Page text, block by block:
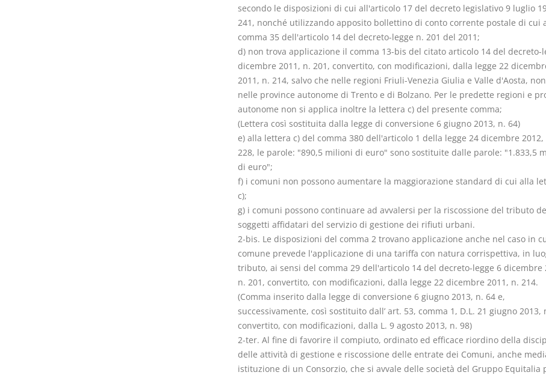
secondo le disposizioni di cui all'articolo 17 del decreto legislativo 9 luglio
241, nonché utilizzando apposito bollettino di conto corrente postale di cui
comma 35 dell'articolo 14 del decreto-legge n. 201 del 2011;
d) non trova applicazione il comma 13-bis del citato articolo 14 del decreto-
dicembre 2011, n. 201, convertito, con modificazioni, dalla legge 22
2011, n. 214, salvo che nelle regioni Friuli-Venezia Giulia e Valle d'Aosta,
nelle province autonome di Trento e di Bolzano. Per le predette regioni e
autonome non si applica inoltre la lettera c) del presente comma;
(Lettera così sostituita dalla legge di conversione 6 giugno 2013, n. 64)
e) alla lettera c) del comma 380 dell'articolo 1 della legge 24 dicembre 2012,
228, le parole: "890,5 milioni di euro" sono sostituite dalle parole: "1.833,5
di euro";
f) i comuni non possono aumentare la maggiorazione standard di cui alla
c);
g) i comuni possono continuare ad avvalersi per la riscossione del tributo
soggetti affidatari del servizio di gestione dei rifiuti urbani.
2-bis. Le disposizioni del comma 2 trovano applicazione anche nel caso in
comune prevede l'applicazione di una tariffa con natura corrispettiva, in
tributo, ai sensi del comma 29 dell'articolo 14 del decreto-legge 6 dicembre
n. 201, convertito, con modificazioni, dalla legge 22 dicembre 2011, n. 214.
(Comma inserito dalla legge di conversione 6 giugno 2013, n. 64 e,
successivamente, così sostituito dall’ art. 53, comma 1, D.L. 21 giugno 2013,
convertito, con modificazioni, dalla L. 9 agosto 2013, n. 98)
2-ter. Al fine di favorire il compiuto, ordinato ed efficace riordino della
delle attività di gestione e riscossione delle entrate dei Comuni, anche
istituzione di un Consorzio, che si avvale delle società del Gruppo Equitalia